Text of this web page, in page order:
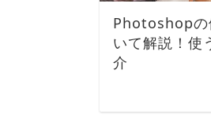
Photoshopの
いて解説！使
介